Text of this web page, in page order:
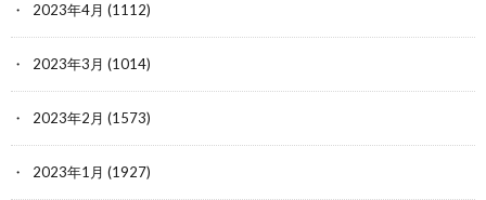
2023年4月 (1112)
2023年3月 (1014)
2023年2月 (1573)
2023年1月 (1927)